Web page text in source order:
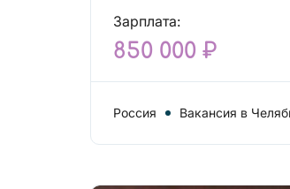
Зарплата:
850 000 ₽
Россия Вакансия в